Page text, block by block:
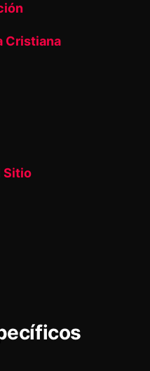
Cristiana
Sitio